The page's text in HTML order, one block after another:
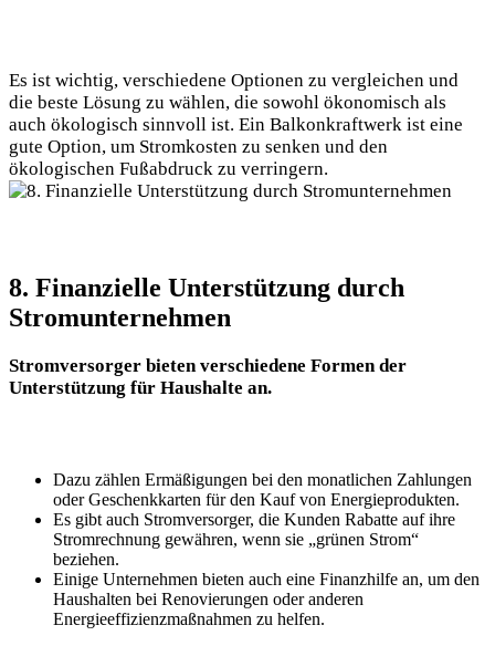
Es​ ist‌ wichtig, ​verschiedene Optionen zu vergleichen und‌
die beste Lösung zu wählen, die sowohl ⁤ökonomisch als
⁤auch ⁤ökologisch sinnvoll ⁢ist. Ein Balkonkraftwerk ist eine
gute Option, um ‌Stromkosten ‍zu senken und ‌den
ökologischen Fußabdruck zu verringern.
8. Finanzielle ⁤Unterstützung durch
Stromunternehmen
Stromversorger ⁣bieten ⁢verschiedene Formen der
Unterstützung für Haushalte ‌an.
Dazu zählen Ermäßigungen bei den monatlichen Zahlungen
oder Geschenkkarten für den Kauf von⁤ Energieprodukten.
Es⁣ gibt⁢ auch Stromversorger, die Kunden Rabatte auf ihre
Stromrechnung ⁢gewähren, ⁤wenn sie „grünen ⁤Strom“
beziehen.
Einige Unternehmen bieten auch eine Finanzhilfe an, um ‍den
Haushalten⁢ bei Renovierungen oder anderen
Energieeffizienzmaßnahmen zu helfen.